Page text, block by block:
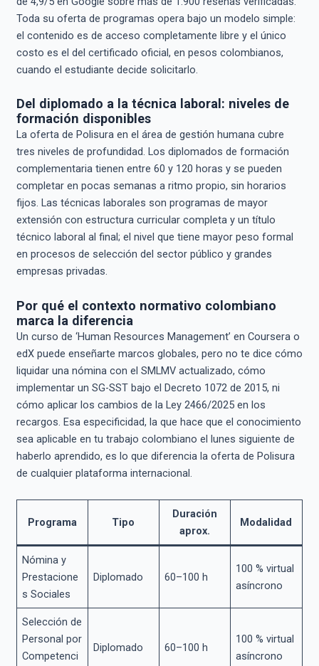
Toda su oferta de programas opera bajo un modelo simple:
el contenido es de acceso completamente libre y el único
costo es el del certificado oficial, en pesos colombianos,
cuando el estudiante decide solicitarlo.
Del diplomado a la técnica laboral: niveles de
formación disponibles
La oferta de Polisura en el área de gestión humana cubre
tres niveles de profundidad. Los diplomados de formación
complementaria tienen entre 60 y 120 horas y se pueden
completar en pocas semanas a ritmo propio, sin horarios
fijos. Las técnicas laborales son programas de mayor
extensión con estructura curricular completa y un título
técnico laboral al final; el nivel que tiene mayor peso formal
en procesos de selección del sector público y grandes
empresas privadas.
Por qué el contexto normativo colombiano
marca la diferencia
Un curso de ‘Human Resources Management’ en Coursera o
edX puede enseñarte marcos globales, pero no te dice cómo
liquidar una nómina con el SMLMV actualizado, cómo
implementar un SG-SST bajo el Decreto 1072 de 2015, ni
cómo aplicar los cambios de la Ley 2466/2025 en los
recargos. Esa especificidad, la que hace que el conocimiento
sea aplicable en tu trabajo colombiano el lunes siguiente de
haberlo aprendido, es lo que diferencia la oferta de Polisura
de cualquier plataforma internacional.
Programa Tipo
Duración
aprox.
Modalidad
Nómina y
Prestacione
s Sociales
Diplomado 60–100 h
100 % virtual
asíncrono
Selección de
Personal por
Competenci
Diplomado 60–100 h
100 % virtual
asíncrono